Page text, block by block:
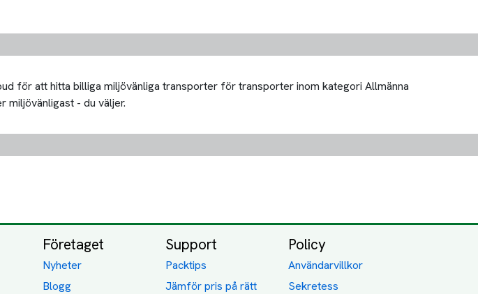
för att hitta billiga miljövänliga transporter för transporter inom kategori Allmänna
- du väljer.
Företaget
Nyheter
Blogg
Support
Packtips
Jämför pris på rätt
Policy
Användarvillkor
Sekretess